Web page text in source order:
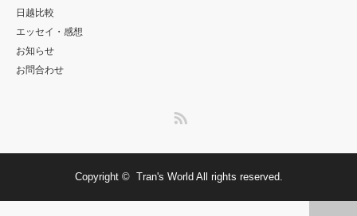
日越比較
エッセイ・感想
お知らせ
お問合わせ
Copyright © Tran's WorldAll rights reserved.